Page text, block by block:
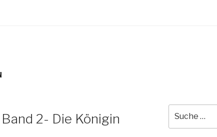
2- Die Königin
nach: